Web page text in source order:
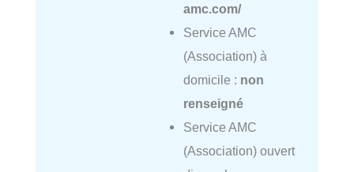
amc.com/
Service AMC
(Association) à
domicile : non
renseigné
Service AMC
(Association) ouvert